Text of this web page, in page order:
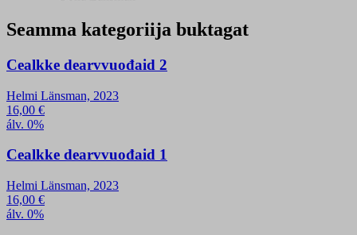
Seamma kategoriija buktagat
Cealkke dearvvuođaid 2
Helmi Länsman, 2023
16,00 €
álv. 0%
Cealkke dearvvuođaid 1
Helmi Länsman, 2023
16,00 €
álv. 0%